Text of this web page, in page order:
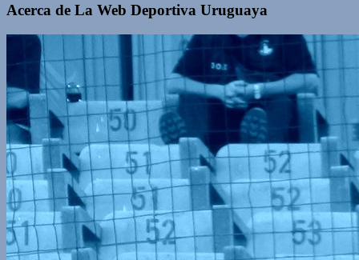
Acerca de La Web Deportiva Uruguaya